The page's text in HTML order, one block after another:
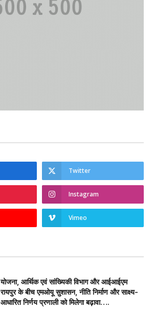
Twitter
Instagram
Vimeo
योजना, आर्थिक एवं सांख्यिकी विभाग और आईआईएम
रायपुर के बीच एमओयू सुशासन, नीति निर्माण और साक्ष्य-
आधारित निर्णय प्रणाली को मिलेगा बढ़ावा….